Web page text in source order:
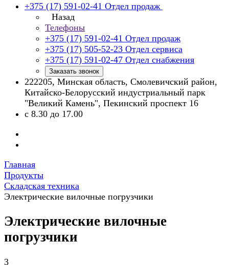
+375 (17) 591-02-41 Отдел продаж
Назад
Телефоны
+375 (17) 591-02-41 Отдел продаж
+375 (17) 505-52-23 Отдел сервиса
+375 (17) 591-02-47 Отдел снабжения
Заказать звонок
222205, Минская область, Смолевичский район,
Китайско-Белорусский индустриальный парк
"Великий Камень", Пекинский проспект 16
с 8.30 до 17.00
Главная
Продукты
Складская техника
Электрические вилочные погрузчики
Электрические вилочные
погрузчики
3